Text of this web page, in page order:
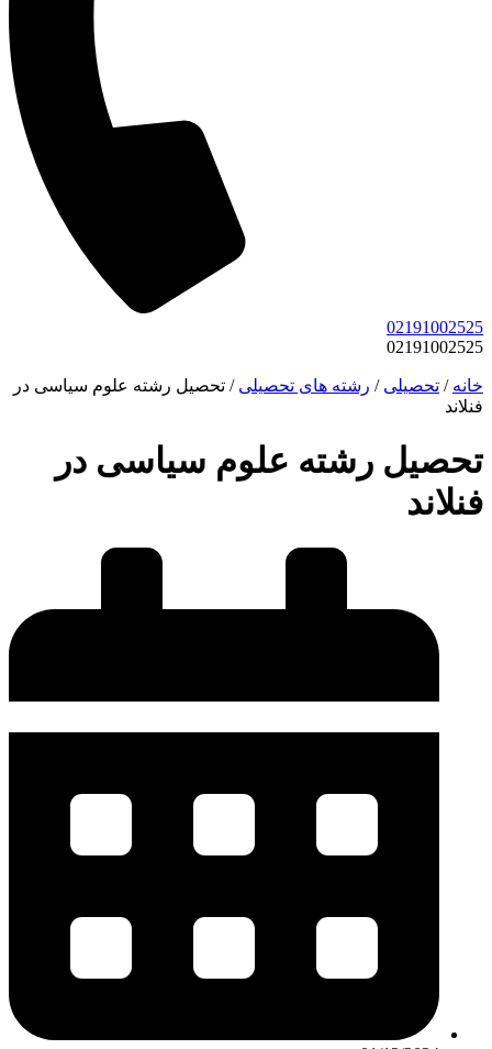
02191002525
02191002525
خانه / تحصیلی / رشته های تحصیلی / تحصیل رشته علوم سیاسی در
فنلاند
تحصیل رشته علوم سیاسی در
فنلاند